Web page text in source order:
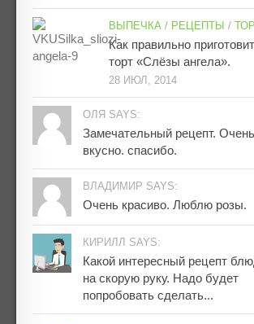
ВЫПЕЧКА / РЕЦЕПТЫ /
Как правильно
торт «Слёзы ангела».
28 ИЮЛ, 2014
ОЛЯ SAYS:
Замечательный рецепт. Очень
вкусно. спасибо.
ВЛАДИМИР SAYS:
Очень красиво. Люблю розы.
КИРИЛЛ SAYS:
Какой интересный рецепт
на скорую руку. Надо будет
попробовать сделать...